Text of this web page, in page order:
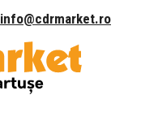
info@cdrmarket.ro